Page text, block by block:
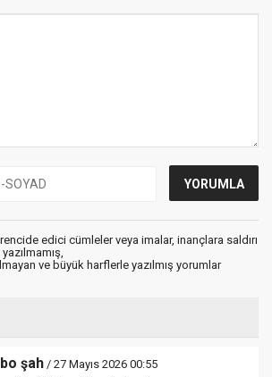
edici cümleler veya imalar, inançlara saldırı
ve büyük harflerle yazılmış yorumlar
şah / 27 Mayıs 2026 00:55